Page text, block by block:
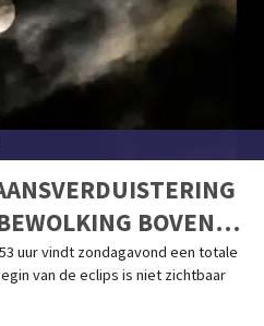
BOVEN
uur vindt zondagavond een totale
van de eclips is niet zichtbaar